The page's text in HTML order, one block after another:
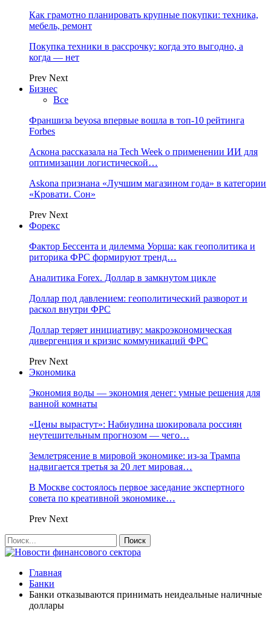
Как грамотно планировать крупные покупки: техника,
мебель, ремонт
Покупка техники в рассрочку: когда это выгодно, а
когда — нет
Prev Next
Бизнес
Все
Франшиза beyosa впервые вошла в топ-10 рейтинга
Forbes
Аскона рассказала на Tech Week о применении ИИ для
оптимизации логистической…
Askona признана «Лучшим магазином года» в категории
«Кровати. Сон»
Prev Next
Форекс
Фактор Бессента и дилемма Уорша: как геополитика и
риторика ФРС формируют тренд…
Аналитика Forex. Доллар в замкнутом цикле
Доллар под давлением: геополитический разворот и
раскол внутри ФРС
Доллар теряет инициативу: макроэкономическая
дивергенция и кризис коммуникаций ФРС
Prev Next
Экономика
Экономия воды — экономия денег: умные решения для
ванной комнаты
«Цены вырастут»: Набиулина шокировала россиян
неутешительным прогнозом — чего…
Землетрясение в мировой экономике: из-за Трампа
надвигается третья за 20 лет мировая…
В Москве состоялось первое заседание экспертного
совета по креативной экономике…
Prev Next
Главная
Банки
Банки отказываются принимать неидеальные наличные
доллары